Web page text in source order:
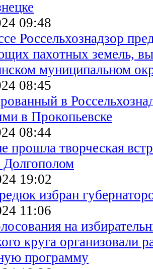
09:48
Россельхознадзор
пахотных земель,
муниципальном
08:45
в
в Прокопьевске
08:44
прошла творческая
Долгополом
19:02
избран
11:06
на
круга организовали
программу